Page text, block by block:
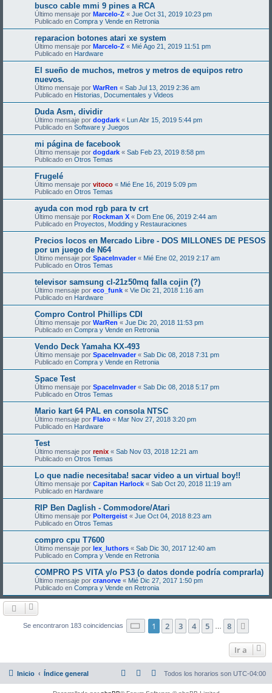
busco cable mmi 9 pines a RCA
Último mensaje por Marcelo-Z « Jue Oct 31, 2019 10:23 pm
Publicado en Compra y Vende en Retronia
reparacion botones atari xe system
Último mensaje por Marcelo-Z « Mié Ago 21, 2019 11:51 pm
Publicado en Hardware
El sueño de muchos, metros y metros de equipos retro
nuevos.
Último mensaje por WarRen « Sab Jul 13, 2019 2:36 am
Publicado en Historias, Documentales y Videos
Duda Asm, dividir
Último mensaje por dogdark « Lun Abr 15, 2019 5:44 pm
Publicado en Software y Juegos
mi página de facebook
Último mensaje por dogdark « Sab Feb 23, 2019 8:58 pm
Publicado en Otros Temas
Frugelé
Último mensaje por vitoco « Mié Ene 16, 2019 5:09 pm
Publicado en Otros Temas
ayuda con mod rgb para tv crt
Último mensaje por Rockman X « Dom Ene 06, 2019 2:44 am
Publicado en Proyectos, Modding y Restauraciones
Precios locos en Mercado Libre - DOS MILLONES DE PESOS
por un juego de N64
Último mensaje por SpaceInvader« Mié Ene 02, 2019 2:17 am
Publicado en Otros Temas
televisor samsung cl-21z50mq falla cojin (?)
Último mensaje por eco_funk « Vie Dic 21, 2018 1:16 am
Publicado en Hardware
Compro Control Phillips CDI
Último mensaje por WarRen « Jue Dic 20, 2018 11:53 pm
Publicado en Compra y Vende en Retronia
Vendo Deck Yamaha KX-493
Último mensaje por SpaceInvader« Sab Dic 08, 2018 7:31 pm
Publicado en Compra y Vende en Retronia
Space Test
Último mensaje por SpaceInvader« Sab Dic 08, 2018 5:17 pm
Publicado en Otros Temas
Mario kart 64 PAL en consola NTSC
Último mensaje por Flako « Mar Nov 27, 2018 3:20 pm
Publicado en Hardware
Test
Último mensaje por renix « Sab Nov 03, 2018 12:21 am
Publicado en Otros Temas
Lo que nadie necesitaba! sacar video a un virtual boy!!
Último mensaje por Capitan Harlock « Sab Oct 20, 2018 11:19 am
Publicado en Hardware
RIP Ben Daglish - Commodore/Atari
Último mensaje por Poltergeist « Jue Oct 04, 2018 8:23 am
Publicado en Otros Temas
compro cpu T7600
Último mensaje por lex_luthors « Sab Dic 30, 2017 12:40 am
Publicado en Compra y Vende en Retronia
COMPRO PS VITA y/o PS3 (o datos donde podría comprarla)
Último mensaje por cranorve « Mié Dic 27, 2017 1:50 pm
Publicado en Compra y Vende en Retronia
Se encontraron 183 coincidencias Página de
1 2 3 4 5 8
Ir a
Inicio Índice general Todos los horarios son UTC-04:00